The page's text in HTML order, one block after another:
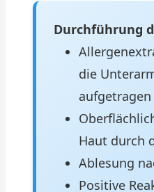
Durchführung
die
aufgetragen
Haut durch
Ablesung
Positive